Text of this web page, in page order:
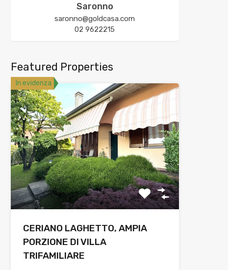
Saronno
saronno@goldcasa.com
02 9622215
Featured Properties
In evidenza
CERIANO LAGHETTO, AMPIA
PORZIONE DI VILLA
TRIFAMILIARE